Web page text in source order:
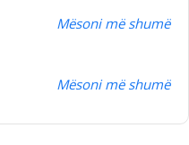
Mësoni më shumë
Mësoni më shumë